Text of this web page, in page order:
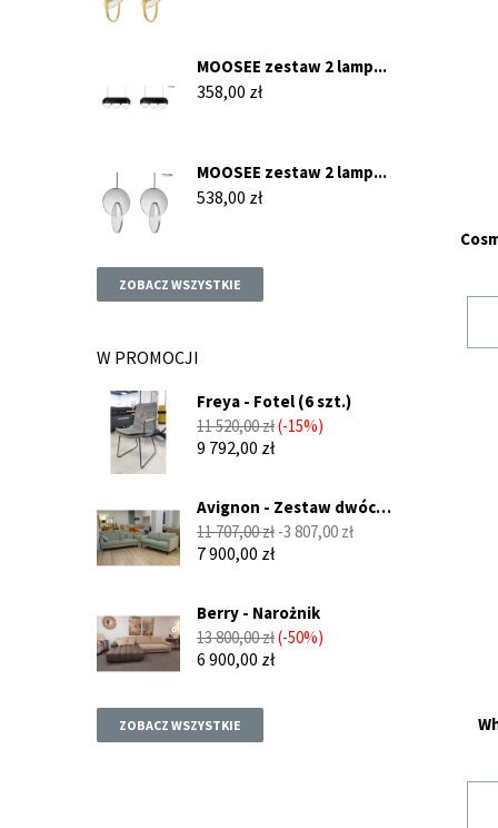
MOOSEE zestaw 2 lamp...
Cena
358,00 zł
MOOSEE zestaw 2 lamp...
Cena
538,00 zł
ZOBACZ WSZYSTKIE
W PROMOCJI
Freya - Fotel (6 szt.)
Cena
podstawowa
11 520,00 zł -15%
9 792,00 zł
Avignon - Zestaw dwóch
sof...
Cena
podstawowa
11 707,00 zł -3 807,00 złCena
7 900,00 zł
Berry - Narożnik
Cena
podstawowa
13 800,00 zł -50%
6 900,00 zł
ZOBACZ WSZYSTKIE